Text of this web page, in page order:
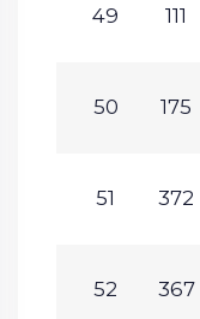
49 111
50 175
51 372
52 367